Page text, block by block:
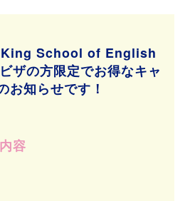
School of English
ザの方限定でお得なキャ
お知らせです！
容